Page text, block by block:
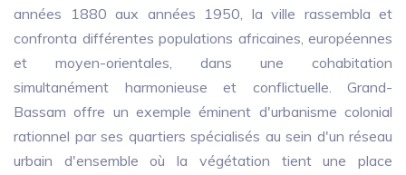
années 1880 aux années 1950, la ville rassembla et
confronta différentes populations africaines, européennes
et moyen-orientales, dans une cohabitation
simultanément harmonieuse et conflictuelle. Grand-
Bassam offre un exemple éminent d'urbanisme colonial
rationnel par ses quartiers spécialisés au sein d'un réseau
urbain d'ensemble où la végétation tient une place